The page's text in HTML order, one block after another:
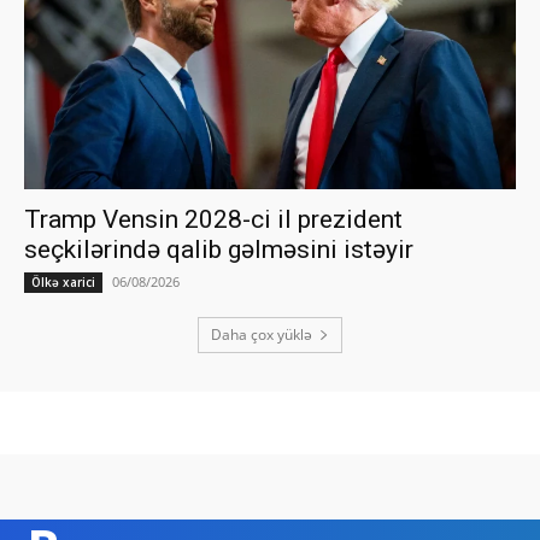
Tramp Vensin 2028-ci il prezident
seçkilərində qalib gəlməsini istəyir
Ölkə xarici 06/08/2026
Daha çox yüklə